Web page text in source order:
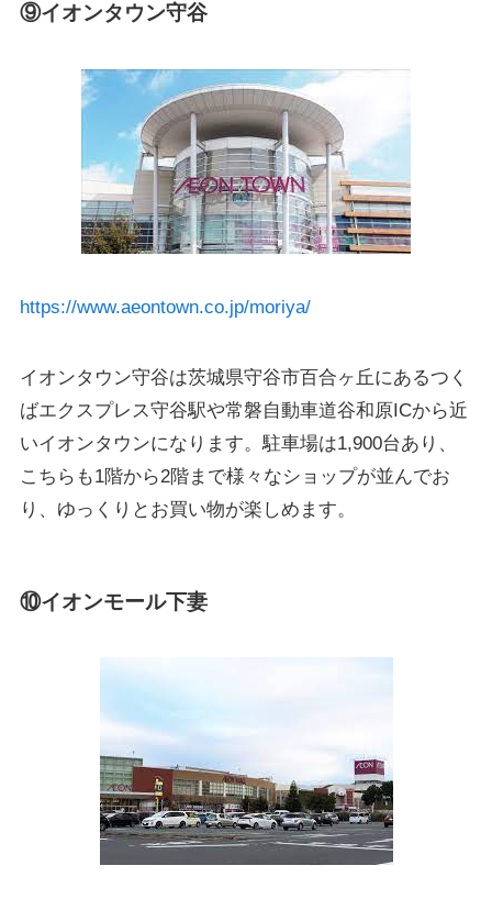
⑨イオンタウン守谷
https://www.aeontown.co.jp/moriya/
イオンタウン守谷は茨城県守谷市百合ヶ丘にあるつく
ばエクスプレス守谷駅や常磐自動車道谷和原ICから近
いイオンタウンになります。駐車場は1,900台あり、
こちらも1階から2階まで様々なショップが並んでお
り、ゆっくりとお買い物が楽しめます。
⑩イオンモール下妻